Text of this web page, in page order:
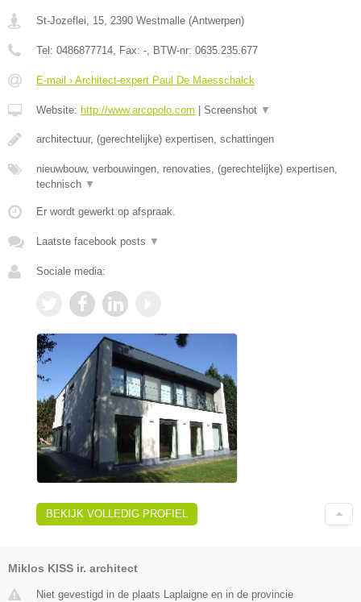
St-Jozeflei, 15 2390 Westmalle (Antwerpen)
Tel: 0486877714 , Fax: - , BTW-nr: 0635.235.677
E-mail › Architect-expert Paul De Maesschalck
Website: http://www.arcopolo.com Screenshot ▼
architectuur, (gerechtelijke) expertisen, schattingen
nieuwbouw, verbouwingen, renovaties, (gerechtelijke) expertisen,
technisch ▼
Er wordt gewerkt op afspraak.
Laatste facebook posts ▼
Sociale media:
BEKIJK VOLLEDIG PROFIEL
Miklos KISS ir. architect
Niet gevestigd in de plaats Laplaigne en in de provincie